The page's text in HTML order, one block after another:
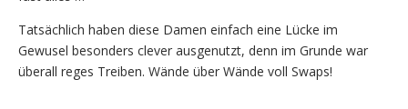
Tatsächlich haben diese Damen einfach eine Lücke im
Gewusel besonders clever ausgenutzt, denn im Grunde war
überall reges Treiben. Wände über Wände voll Swaps!